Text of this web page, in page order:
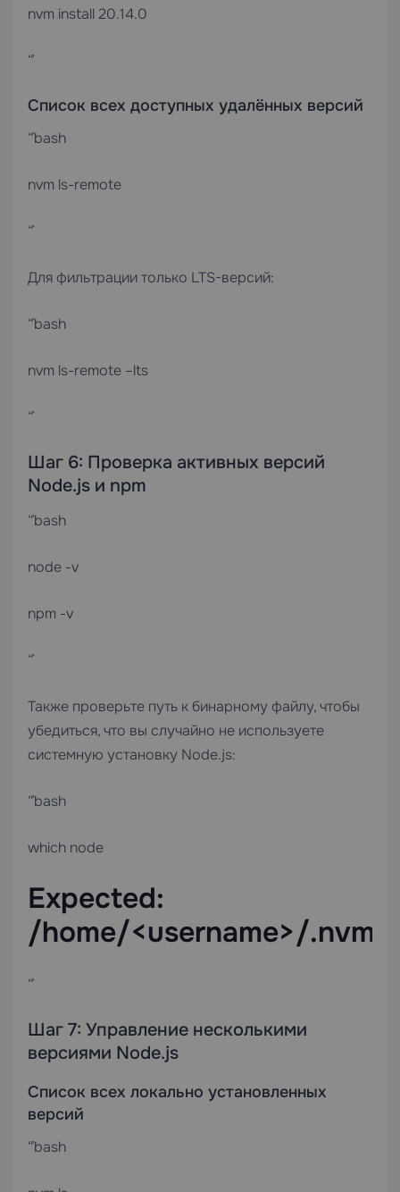
nvm install 20.14.0
“`
Список всех доступных удалённых версий
“`bash
nvm ls-remote
“`
Для фильтрации только LTS-версий:
“`bash
nvm ls-remote –lts
“`
Шаг 6: Проверка активных версий
Node.js и npm
“`bash
node -v
npm -v
“`
Также проверьте путь к бинарному файлу, чтобы
убедиться, что вы случайно не используете
системную установку Node.js:
“`bash
which node
Expected:
/home/<username>/
“`
Шаг 7: Управление несколькими
версиями Node.js
Список всех локально установленных
версий
“`bash